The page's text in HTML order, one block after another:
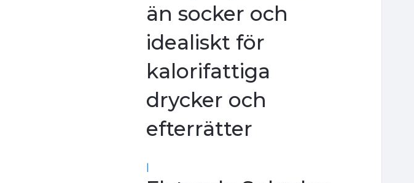
än socker och
idealiskt för
kalorifattiga
drycker och
efterrätter
|